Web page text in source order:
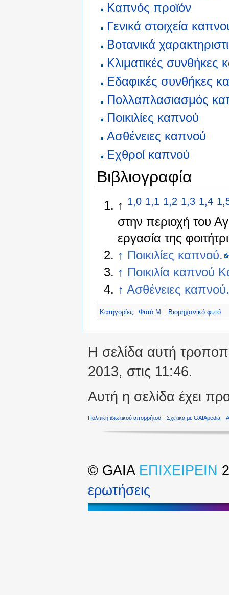
Καπνός προϊόν
Γενικά στοιχεία
Βοτανικά
Κλιματικές συνθήκες
Εδαφικές συνθήκες
Πολλαπλασιασμός
Ποικιλίες καπνού
Ασθένειες καπνού
Εχθροί καπνού
Βιβλιογραφία
↑ 1,0 1,1 1,2 1,3 1,4
στην περιοχή του
εργασία της
↑ Ποικιλίες καπνού.
↑ Ποικιλία καπνού
↑ Ασθένειες καπνού.
Κατηγορίες: Φυτό Μ Βιομηχανικό φυτό
Η σελίδα αυτή
2013, στις 11:46.
Αυτή η σελίδα έχει
Πολιτική ιδιωτικού απορρήτου Σχετικά με GAIApedia
© GAIA ΕΠΙΧΕΙΡΕΙΝ
ερωτήσεις